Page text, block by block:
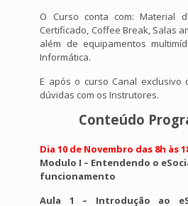
O Curso conta com: Material
Certificado, Coffee Break, Salas
além de equipamentos
Informática.
E após o curso Canal exclusivo
dúvidas com os Instrutores.
Conteúdo
Dia 10 de Novembro das 8h às
Modulo I – Entendendo o
funcionamento
Aula 1 – Introdução ao